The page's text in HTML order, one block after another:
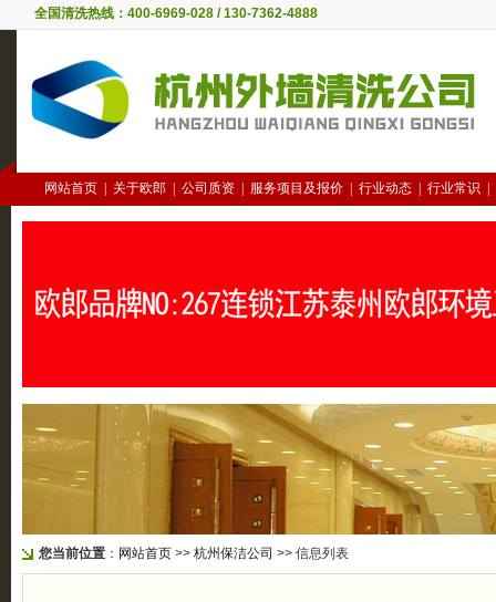
全国清洗热线：400-6969-028 / 130-7362-4888
网站首页 关于欧郎 公司质资 服务项目及报价 行业动态 行业常识
您当前位置 ： 网站首页 >> 杭州保洁公司 >> 信息列表